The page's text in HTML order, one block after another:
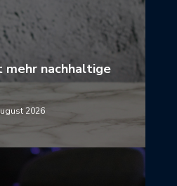
mehr nachhaltige
2026